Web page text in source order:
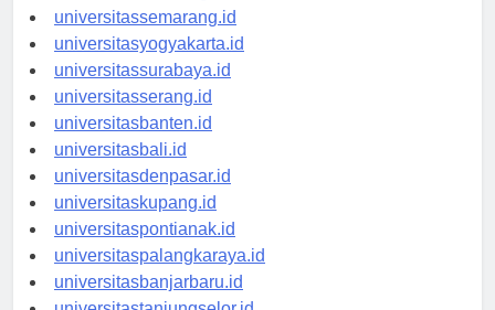
universitasbandung.id
universitassemarang.id
universitasyogyakarta.id
universitassurabaya.id
universitasserang.id
universitasbanten.id
universitasbali.id
universitasdenpasar.id
universitaskupang.id
universitaspontianak.id
universitaspalangkaraya.id
universitasbanjarbaru.id